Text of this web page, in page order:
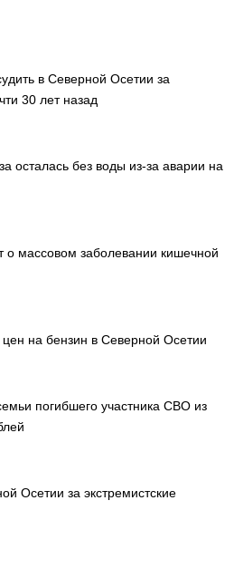
в Северной Осетии за
30 лет назад
осталась без воды из-за аварии на
массовом заболевании кишечной
на бензин в Северной Осетии
погибшего участника СВО из
Осетии за экстремистские